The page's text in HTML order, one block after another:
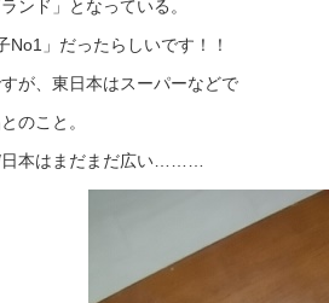
ンド」となっている。
」だったらしいです！！
が、東日本はスーパーなどで
のこと。
日本はまだまだ広い………